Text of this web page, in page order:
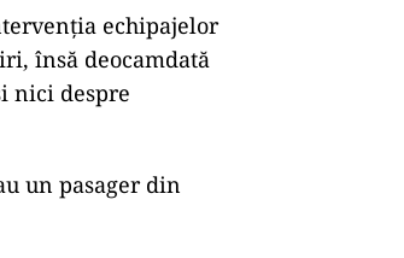
echipajelor
însă deocamdată
nici despre
un pasager din